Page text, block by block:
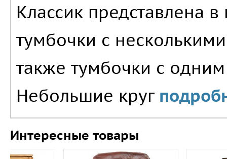
Классик представлена
тумбочки с
также тумбочки с
Небольшие круг
Интересные товары